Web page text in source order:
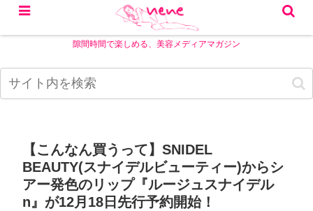
隙間時間で楽しめる、美容メディアマガジン
【こんなん買うって】SNIDEL
BEAUTY(スナイデルビューティー)からシ
アー発色のリップ『ルージュスナイデル
n』が12月18日先行予約開始！